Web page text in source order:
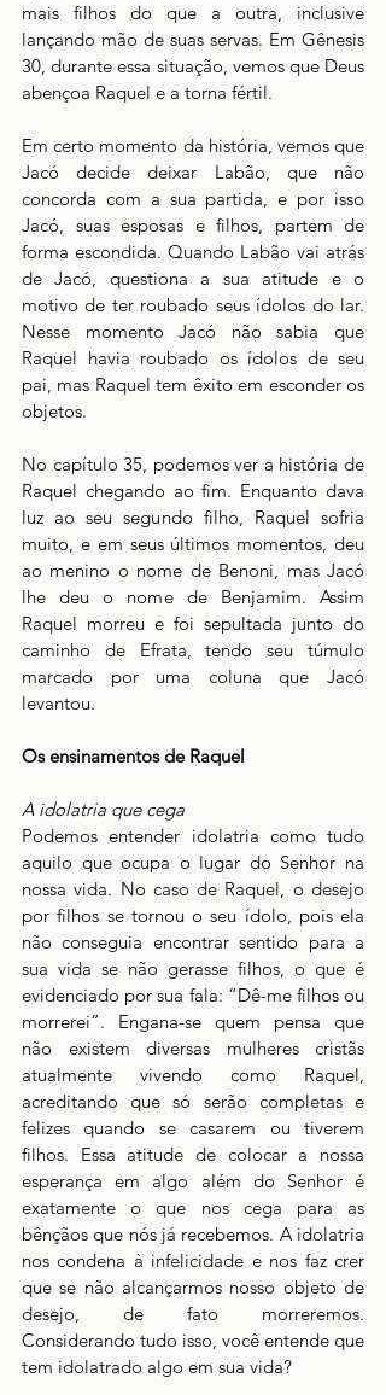
mais filhos do que a outra, inclusive
lançando mão de suas servas. Em Gênesis
30, durante essa situação, vemos que Deus
abençoa Raquel e a torna fértil.
Em certo momento da história, vemos que
Jacó decide deixar Labão, que não
concorda com a sua partida, e por isso
Jacó, suas esposas e filhos, partem de
forma escondida. Quando Labão vai atrás
de Jacó, questiona a sua atitude e o
motivo de ter roubado seus ídolos do lar.
Nesse momento Jacó não sabia que
Raquel havia roubado os ídolos de seu
pai, mas Raquel tem êxito em esconder os
objetos.
No capítulo 35, podemos ver a história de
Raquel chegando ao fim. Enquanto dava
luz ao seu segundo filho, Raquel sofria
muito, e em seus últimos momentos, deu
ao menino o nome de Benoni, mas Jacó
lhe deu o nome de Benjamim. Assim
Raquel morreu e foi sepultada junto do
caminho de Efrata, tendo seu túmulo
marcado por uma coluna que Jacó
levantou.
Os ensinamentos de Raquel
A idolatria que cega
Podemos entender idolatria como tudo
aquilo que ocupa o lugar do Senhor na
nossa vida. No caso de Raquel, o desejo
por filhos se tornou o seu ídolo, pois ela
não conseguia encontrar sentido para a
sua vida se não gerasse filhos, o que é
evidenciado por sua fala: “Dê-me filhos ou
morrerei”. Engana-se quem pensa que
não existem diversas mulheres cristãs
atualmente vivendo como Raquel,
acreditando que só serão completas e
felizes quando se casarem ou tiverem
filhos. Essa atitude de colocar a nossa
esperança em algo além do Senhor é
exatamente o que nos cega para as
bênçãos que nós já recebemos. A idolatria
nos condena à infelicidade e nos faz crer
que se não alcançarmos nosso objeto de
desejo, de fato morreremos.
Considerando tudo isso, você entende que
tem idolatrado algo em sua vida?